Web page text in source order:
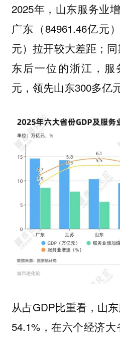
2025年，山东服务业
广东（84961.46亿元
元）拉开较大差距；
东后一位的浙江，服
元，领先山东300多亿元
从占GDP比重看，山
54.1%，在六个经济